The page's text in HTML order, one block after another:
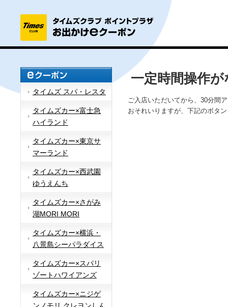
タイムズ スパ・レスタ
タイムズカー×富士急
ハイランド
タイムズカー×東京サ
マーランド
タイムズカー×西武園
ゆうえんち
タイムズカー×さがみ
湖MORI MORI
タイムズカー×横浜・
八景島シーパラダイス
タイムズカー×スパリ
ゾートハワイアンズ
タイムズカー×ニジゲ
一定時間操作
ご入店いただいてから、30分間
おそれいりますが、下記のボタ